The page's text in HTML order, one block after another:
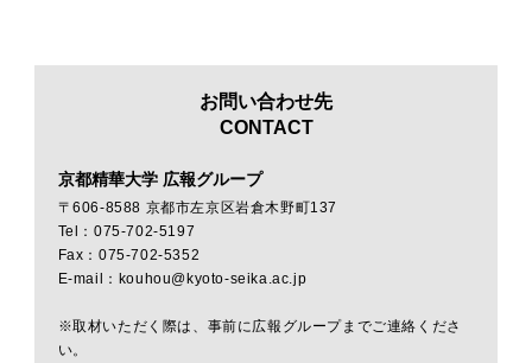
お問い合わせ先
CONTACT
京都精華大学 広報グループ
〒606-8588 京都市左京区岩倉木野町137
Tel：075-702-5197
Fax：075-702-5352
E-mail：kouhou@kyoto-seika.ac.jp
※取材いただく際は、事前に広報グループまでご連絡くださ
い。